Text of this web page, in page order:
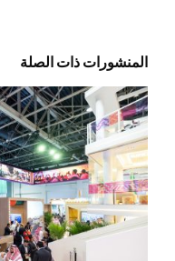
المنشورات ذات الصلة